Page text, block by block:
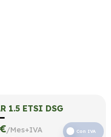
1.5 ETSI DSG
€/Mes+IVA Con IVA